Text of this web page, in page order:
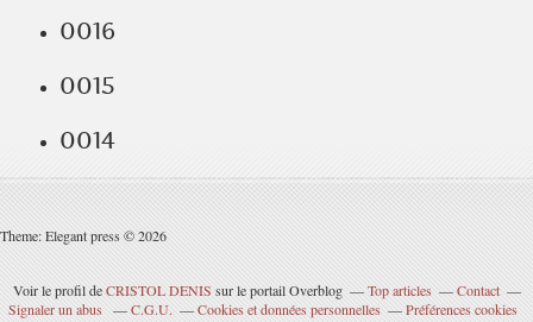
0016
0015
0014
Theme: Elegant press © 2026
Voir le profil deCRISTOL DENIS sur le portail Overblog Top articles
Contact
Signaler un abus
C.G.U. Cookies et données personnelles Préférences cookies